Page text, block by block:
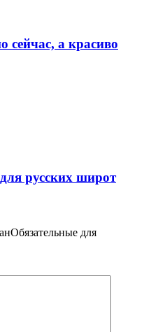
сейчас, а красиво
русских широт
для